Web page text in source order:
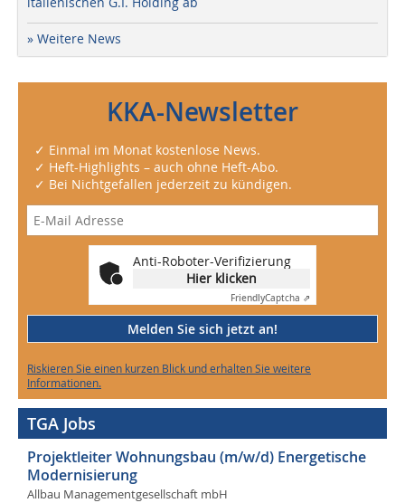
» Weitere News
KKA-Newsletter
✓ Einmal im Monat kostenlose News.
✓ Heft-Highlights – auch ohne Heft-Abo.
✓ Bei Nichtgefallen jederzeit zu kündigen.
Anti-Roboter-Verifizierung
Hier klicken
FriendlyCaptcha ⇗
Melden Sie sich jetzt an!
Riskieren Sie einen kurzen Blick und erhalten Sie weitere
Informationen.
TGA Jobs
Projektleiter Wohnungsbau (m/w/d) Energetische
Modernisierung
Allbau Managementgesellschaft mbH